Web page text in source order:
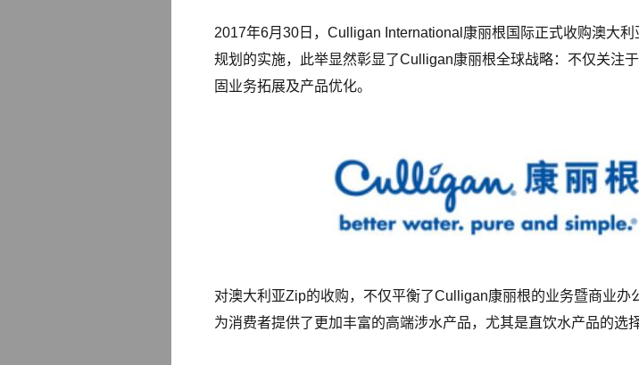
2017年6月30日，Culligan International康丽根国际正式收购澳大
规划的实施，此举显然彰显了Culligan康丽根全球战略：不仅关注
固业务拓展及产品优化。
对澳大利亚Zip的收购，不仅平衡了Culligan康丽根的业务暨商业
为消费者提供了更加丰富的高端涉水产品，尤其是直饮水产品的选择